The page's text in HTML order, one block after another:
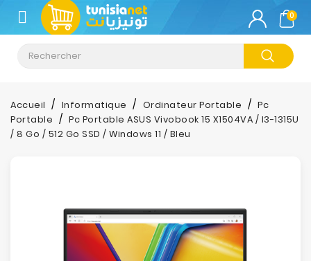
CATÉGORIE
Climatisation
Informatique
Téléphonie
0
Accueil Informatique Ordinateur Portable
Pc
Portable
Pc Portable ASUS Vivobook 15 X1504VA / I3-1315U
/ 8 Go / 512 Go SSD / Windows 11 / Bleu